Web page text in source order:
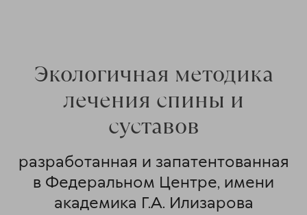
Экологичная методика
лечения спины и
суставов
разработанная и запатентованная
в Федеральном Центре, имени
академика Г.А. Илизарова